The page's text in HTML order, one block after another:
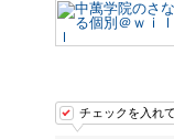
チェックを入れ